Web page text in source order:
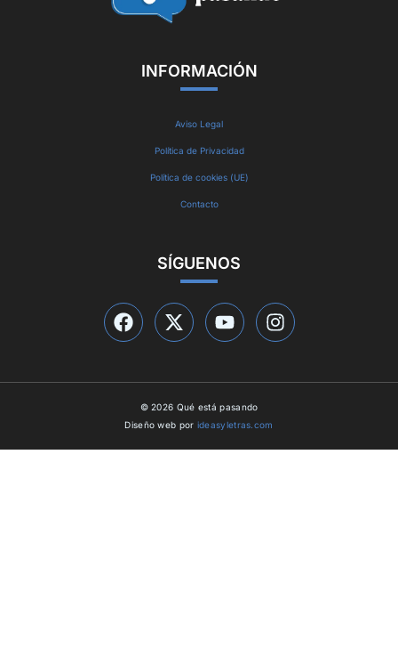
INFORMACIÓN
Aviso Legal
Política de Privacidad
Política de cookies (UE)
Contacto
SÍGUENOS
© 2026 Qué está pasando
Diseño web por ideasyletras.com